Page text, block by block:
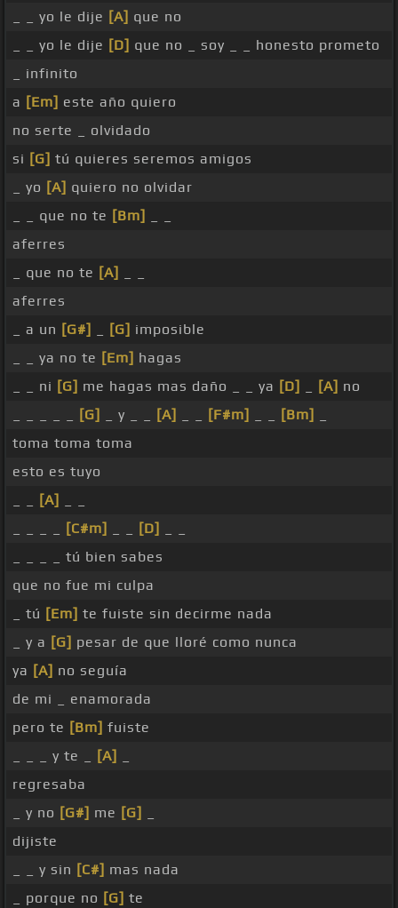
_ _ yo le dije [A] que no
_ _ yo le dije [D] que no _ soy _ _ honesto prometo
_ infinito
a [Em] este año quiero
no serte _ olvidado
si [G] tú quieres seremos amigos
_ yo [A] quiero no olvidar
_ _ que no te [Bm]
aferres
_ que no te [A]
aferres
_ a un [G#] [G] imposible
_ _ ya no te [Em] hagas
_ _ ni [G] me hagas mas daño _ _ ya [D] [A] no
[G] _ y _ _ [A] [F#m] [Bm]
toma toma toma
esto es tuyo
[A]
[C#m] [D]
_ _ _ _ tú bien sabes
que no fue mi culpa
_ tú [Em] te fuiste sin decirme nada
_ y a [G] pesar de que lloré como nunca
ya [A] no seguía
de mi _ enamorada
pero te [Bm] fuiste
_ _ _ y te _
[A]
regresaba
_ y no [G#] me [G]
dijiste
_ _ y sin [C#] mas nada
_ porque no [G] te